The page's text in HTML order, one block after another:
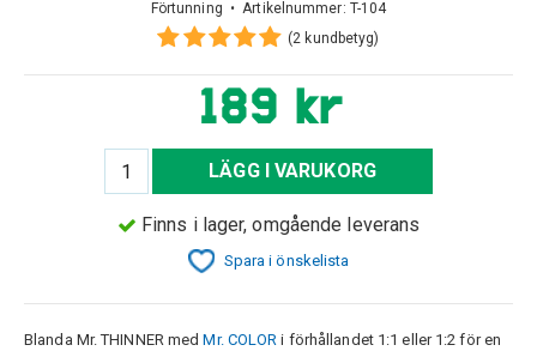
Förtunning • Artikelnummer: T-104
(2 kundbetyg)
189 kr
LÄGG I VARUKORG
Finns i lager, omgående leverans
Spara i önskelista
Blanda Mr. THINNER medMr. COLOR i förhållandet 1:1 eller 1:2 för en